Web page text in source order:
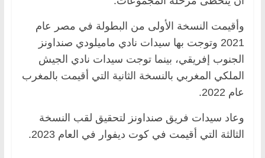
وأقيمت النسخة الأولى من البطولة في مصر عام
2021 وتوجت بها سيدات نادي ماميلودي صنداونز
الجنوب إفريقي، بينما توجت سيدات نادي الجيش
الملكي المغربي بالنسخة الثانية التي أقيمت بالمغرب
عام 2022.
وعاد سيدات فريق صنداونز لتحقيق لقب النسخة
الثالثة التي أقيمت في كوت ديفوار في العام 2023.